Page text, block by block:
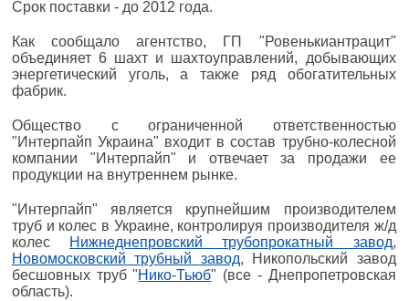
Срок поставки - до 2012 года.
Как сообщало агентство, ГП "Ровенькиантрацит"
объединяет 6 шахт и шахтоуправлений, добывающих
энергетический уголь, а также ряд обогатительных
фабрик.
Общество с ограниченной ответственностью
"Интерпайп Украина" входит в состав трубно-колесной
компании "Интерпайп" и отвечает за продажи ее
продукции на внутреннем рынке.
"Интерпайп" является крупнейшим производителем
труб и колес в Украине, контролируя производителя ж/д
колес
Нижнеднепровский трубопрокатный завод,
Новомосковский трубный завод, Никопольский завод
бесшовных труб "Нико-Тьюб" (все - Днепропетровская
область).